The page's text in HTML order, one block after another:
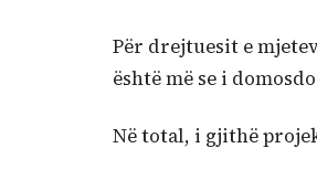
Për drejtuesit e
është më se i
Në total, i gjithë